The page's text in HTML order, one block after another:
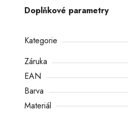
Doplňkové parametry
Kategorie
Záruka
EAN
Barva
Materiál